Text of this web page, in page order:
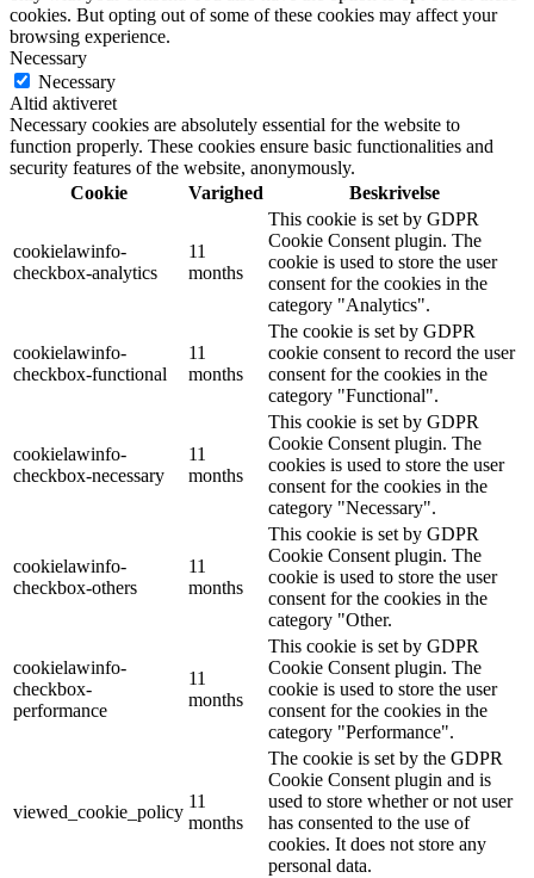
cookies. But opting out of some of these cookies may affect your
browsing experience.
Necessary
Necessary
Altid aktiveret
Necessary cookies are absolutely essential for the website to
function properly. These cookies ensure basic functionalities and
security features of the website, anonymously.
Cookie
Varighed Beskrivelse
cookielawinfo-
checkbox-analytics
11
months
This cookie is set by GDPR
Cookie Consent plugin. The
cookie is used to store the user
consent for the cookies in the
category "Analytics".
cookielawinfo-
checkbox-functional
11
months
The cookie is set by GDPR
cookie consent to record the user
consent for the cookies in the
category "Functional".
cookielawinfo-
checkbox-necessary
11
months
This cookie is set by GDPR
Cookie Consent plugin. The
cookies is used to store the user
consent for the cookies in the
category "Necessary".
cookielawinfo-
checkbox-others
11
months
This cookie is set by GDPR
Cookie Consent plugin. The
cookie is used to store the user
consent for the cookies in the
category "Other.
cookielawinfo-
checkbox-
performance
11
months
This cookie is set by GDPR
Cookie Consent plugin. The
cookie is used to store the user
consent for the cookies in the
category "Performance".
viewed_cookie_policy
11
months
The cookie is set by the GDPR
Cookie Consent plugin and is
used to store whether or not user
has consented to the use of
cookies. It does not store any
personal data.